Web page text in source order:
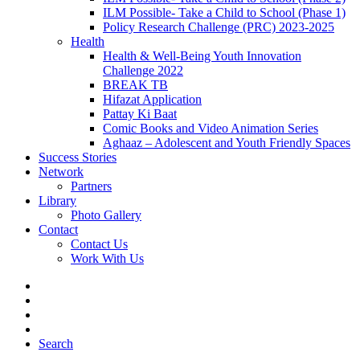
ILM Possible- Take a Child to School (Phase 1)
Policy Research Challenge (PRC) 2023-2025
Health
Health & Well-Being Youth Innovation
Challenge 2022
BREAK TB
Hifazat Application
Pattay Ki Baat
Comic Books and Video Animation Series
Aghaaz – Adolescent and Youth Friendly Spaces
Success Stories
Network
Partners
Library
Photo Gallery
Contact
Contact Us
Work With Us
Search